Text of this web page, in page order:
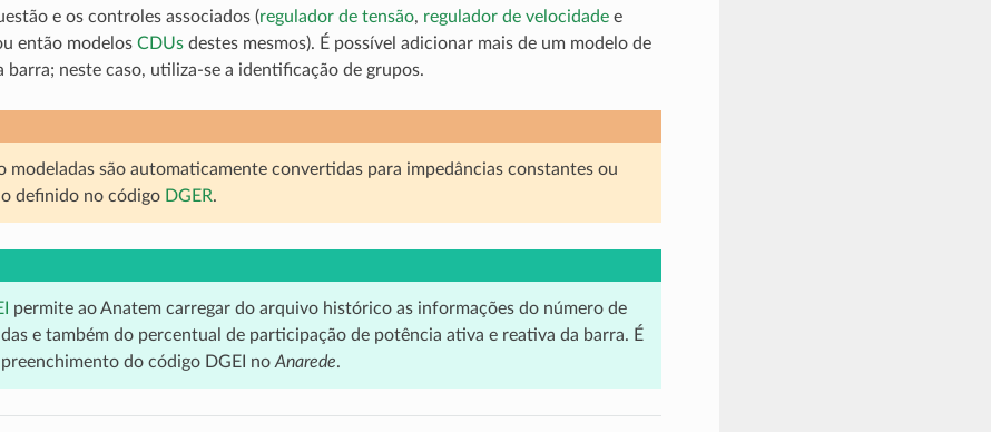
e os controles associados (regulador de tensão, regulador de velocidadee
então modelos CDUsdestes mesmos). É possível adicionar mais de um modelo de
barra; neste caso, utiliza-se a identificação de grupos.
modeladas são automaticamente convertidas para impedâncias constantes ou
definido no código DGER.
permite ao Anatem carregar do arquivo histórico as informações do número de
e também do percentual de participação de potência ativa e reativa da barra. É
do código DGEI no Anarede.